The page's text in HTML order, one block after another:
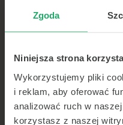
Zgoda
Niniejsza strona
Wykorzystujemy pliki
i reklam, aby oferować
analizować ruch w
korzystasz z naszej
Lekarz pierwszego
minut — wideo, telefon lub